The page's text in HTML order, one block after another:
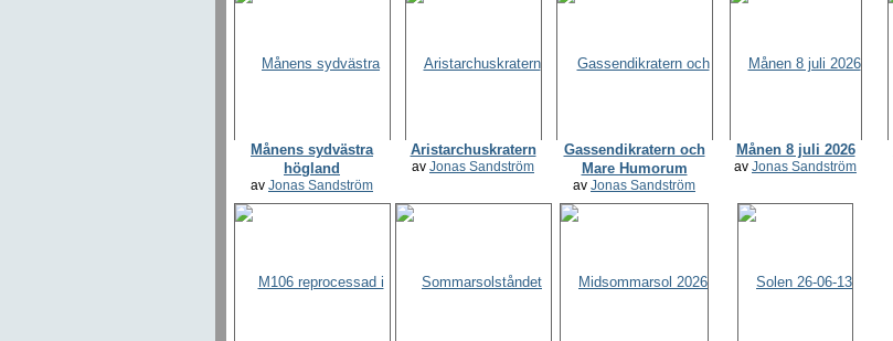
Månens sydvästra
högland
av Jonas Sandström
Aristarchuskratern
av Jonas Sandström
Gassendikratern och
Mare Humorum
av Jonas Sandström
Månen 8 juli 2026
av Jonas Sandström